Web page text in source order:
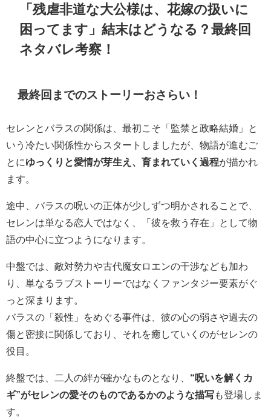
「残虐非道な大公様は、花嫁の扱いに
困ってます」結末はどうなる？最終回
ネタバレ考察！
最終回までのストーリーおさらい！
セレンとバラスの関係は、最初こそ「監禁と政略結婚」と
いう冷たい関係性からスタートしましたが、物語が進むご
とにゆっくりと愛情が芽生え、育まれていく過程が描かれ
ます。
途中、バラスの呪いの正体が少しずつ明かされることで、
セレンは単なる恋人ではなく、「彼を救う存在」として物
語の中心に立つようになります。
中盤では、敵対勢力や古代魔女ロエンの干渉なども加わ
り、単なるラブストーリーではなくファンタジー要素がぐ
っと深まります。
バラスの「殺性」をめぐる事件は、彼の心の弱さや過去の
傷と密接に関係しており、それを癒していくのがセレンの
役目。
終盤では、二人の絆が確かなものとなり、 “呪いを解くカ
ギ”がセレンの愛そのものであるかのような描写も登場しま
す。